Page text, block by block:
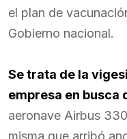
el plan de
Gobierno nacional.
Se trata de la
empresa en busca
aeronave Airbus
misma que arribó